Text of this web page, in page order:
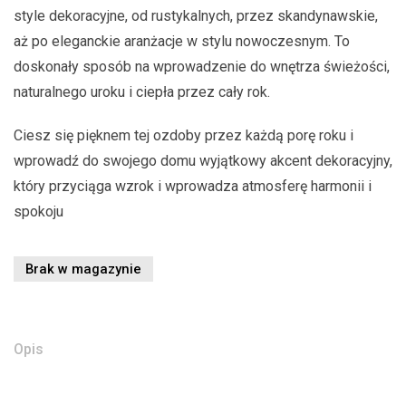
style dekoracyjne, od rustykalnych, przez skandynawskie,
aż po eleganckie aranżacje w stylu nowoczesnym. To
doskonały sposób na wprowadzenie do wnętrza świeżości,
naturalnego uroku i ciepła przez cały rok.
Ciesz się pięknem tej ozdoby przez każdą porę roku i
wprowadź do swojego domu wyjątkowy akcent dekoracyjny,
który przyciąga wzrok i wprowadza atmosferę harmonii i
spokoju
Brak w magazynie
Opis